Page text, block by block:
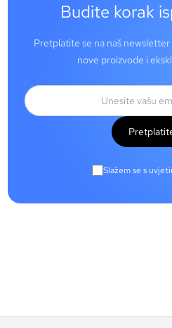
Budite korak
Pretplatite se na naš
nove proizvode i
Slažem se s